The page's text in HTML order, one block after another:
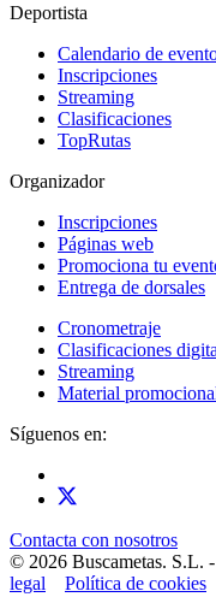
Deportista
Calendario de
Inscripciones
Streaming
Clasificaciones
TopRutas
Organizador
Inscripciones
Páginas web
Promociona tu
Entrega de dorsales
Cronometraje
Clasificaciones
Streaming
Material
Síguenos en:
Contacta con nosotros
© 2026 Buscametas. S.L.
legal
Política de cookies